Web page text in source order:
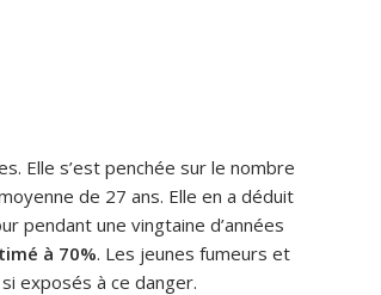
Elle s’est penchée sur le nombre
de 27 ans. Elle en a déduit
pendant une vingtaine d’années
à 70%. Les jeunes fumeurs et
exposés à ce danger.